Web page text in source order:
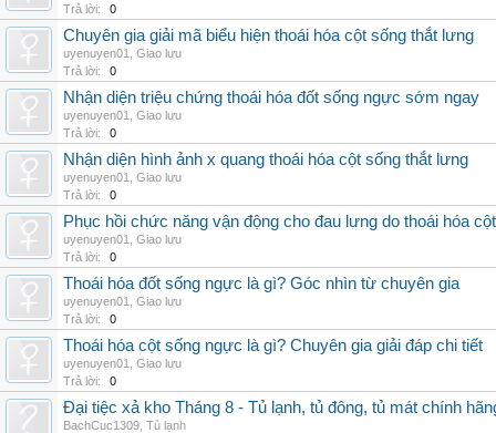
Trả lời:
0
Chuyên gia giải mã biểu hiện thoái hóa cột sống thắt lưng
uyenuyen01
Giao lưu
Trả lời:
0
Nhận diện triệu chứng thoái hóa đốt sống ngực sớm ngay
uyenuyen01
Giao lưu
Trả lời:
0
Nhận diện hình ảnh x quang thoái hóa cột sống thắt lưng
uyenuyen01
Giao lưu
Trả lời:
0
Phục hồi chức năng vận động cho đau lưng do thoái hóa
uyenuyen01
Giao lưu
Trả lời:
0
Thoái hóa đốt sống ngực là gì? Góc nhìn từ chuyên gia
uyenuyen01
Giao lưu
Trả lời:
0
Thoái hóa cột sống ngực là gì? Chuyên gia giải đáp chi tiết
uyenuyen01
Giao lưu
Trả lời:
0
Đại tiệc xả kho Tháng 8 - Tủ lạnh, tủ đông, tủ mát chính
BachCuc1309 Tủ lạnh